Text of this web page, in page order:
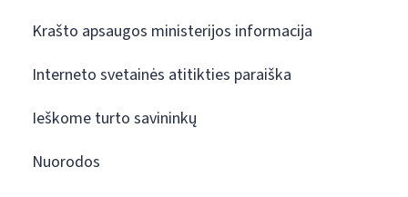
Krašto apsaugos ministerijos informacija
Interneto svetainės atitikties paraiška
Ieškome turto savininkų
Nuorodos